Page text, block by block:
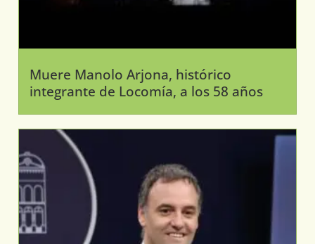
Muere Manolo Arjona, histórico
integrante de Locomía, a los 58 años